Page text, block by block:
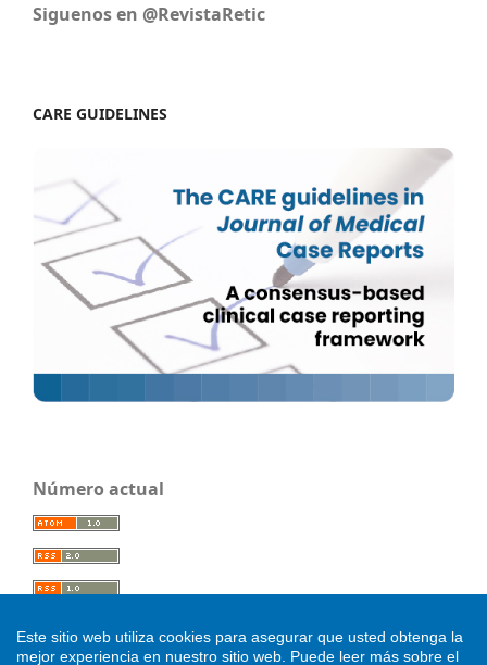
Siguenos en @RevistaRetic
CARE GUIDELINES
Número actual
Este sitio web utiliza cookies para asegurar que usted obtenga la
mejor experiencia en nuestro sitio web. Puede leer más sobre el